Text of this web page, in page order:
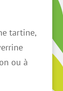
tartine,
ou à